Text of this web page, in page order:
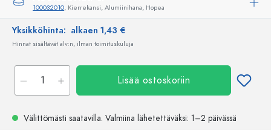
100032010, Kierrekansi, Alumiinihana, Hopea
Yksikköhinta: alkaen 1,43 €
Hinnat sisältävät alv:n, ilman toimituskuluja
Lisää ostoskoriin
Välittömästi saatavilla. Valmiina lähetettäväksi: 1–2 päivässä